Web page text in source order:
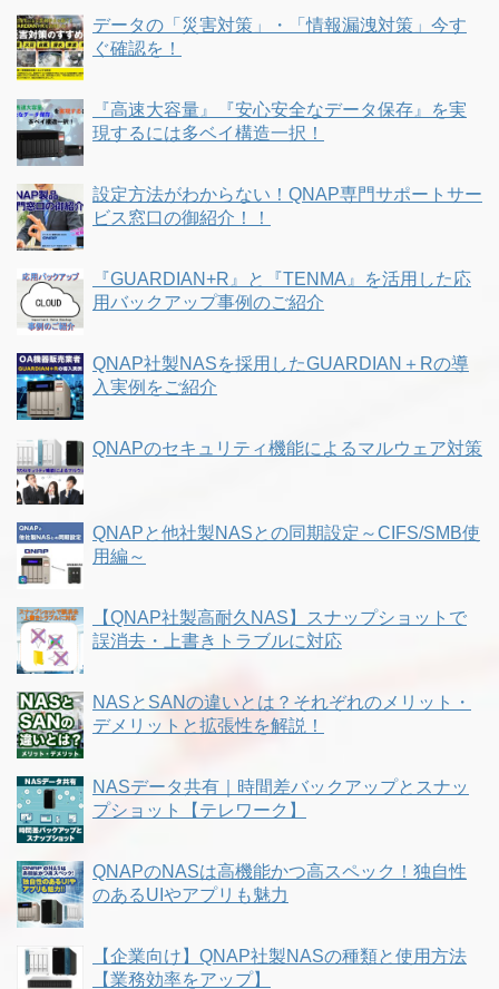
データの「災害対策」・「情報漏洩対策」今す
ぐ確認を！
『高速大容量』『安心安全なデータ保存』を実
現するには多ベイ構造一択！
設定方法がわからない！QNAP専門サポートサー
ビス窓口の御紹介！！
『GUARDIAN+R』と『TENMA』を活用した応
用バックアップ事例のご紹介
QNAP社製NASを採用したGUARDIAN＋Rの導
入実例をご紹介
QNAPのセキュリティ機能によるマルウェア対策
QNAPと他社製NASとの同期設定～CIFS/SMB使
用編～
【QNAP社製高耐久NAS】スナップショットで
誤消去・上書きトラブルに対応
NASとSANの違いとは？それぞれのメリット・
デメリットと拡張性を解説！
NASデータ共有｜時間差バックアップとスナッ
プショット【テレワーク】
QNAPのNASは高機能かつ高スペック！独自性
のあるUIやアプリも魅力
【企業向け】QNAP社製NASの種類と使用方法
【業務効率をアップ】